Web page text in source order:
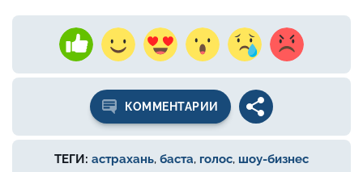
КОММЕНТАРИИ
ТЕГИ: астрахань, баста, голос, шоу-бизнес